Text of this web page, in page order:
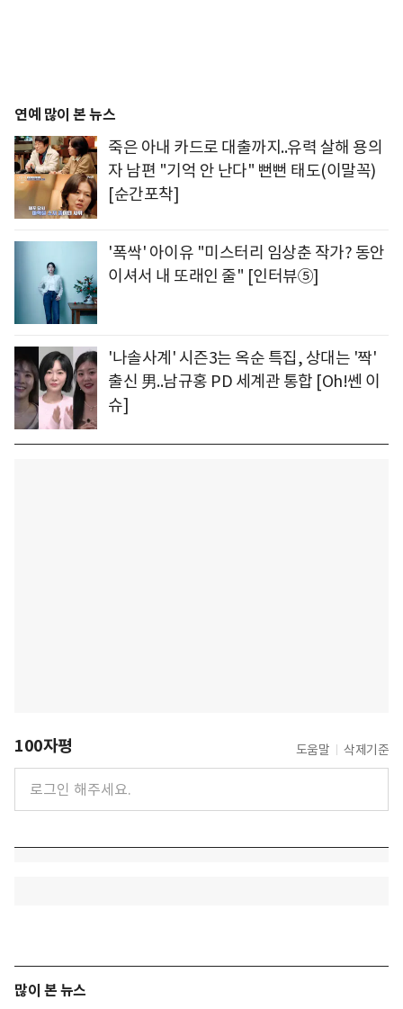
연예 많이 본 뉴스
죽은 아내 카드로 대출까지..유력 살해 용의
자 남편 "기억 안 난다" 뻔뻔 태도(이말꼭)
[순간포착]
'폭싹' 아이유 "미스터리 임상춘 작가? 동안
이셔서 내 또래인 줄" [인터뷰⑤]
'나솔사계' 시즌3는 옥순 특집, 상대는 '짝'
출신 男..남규홍 PD 세계관 통합 [Oh!쎈 이
슈]
100자평 도움말 삭제기준
많이 본 뉴스